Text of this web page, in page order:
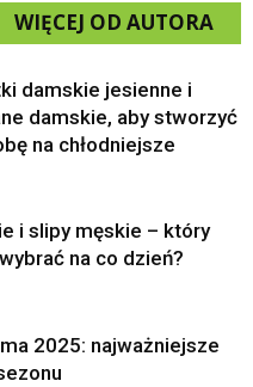
WIĘCEJ OD AUTORA
damskie jesienne i
damskie, aby stworzyć
na chłodniejsze
i slipy męskie – który
na co dzień?
2025: najważniejsze